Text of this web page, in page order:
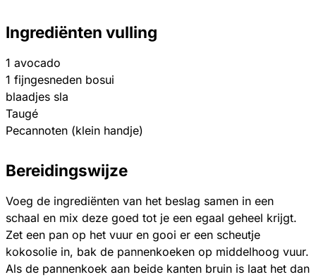
Ingrediënten vulling
1 avocado
1 fijngesneden bosui
blaadjes sla
Taugé
Pecannoten (klein handje)
Bereidingswijze
Voeg de ingrediënten van het beslag samen in een
schaal en mix deze goed tot je een egaal geheel krijgt.
Zet een pan op het vuur en gooi er een scheutje
kokosolie in, bak de pannenkoeken op middelhoog vuur.
Als de pannenkoek aan beide kanten bruin is laat het dan